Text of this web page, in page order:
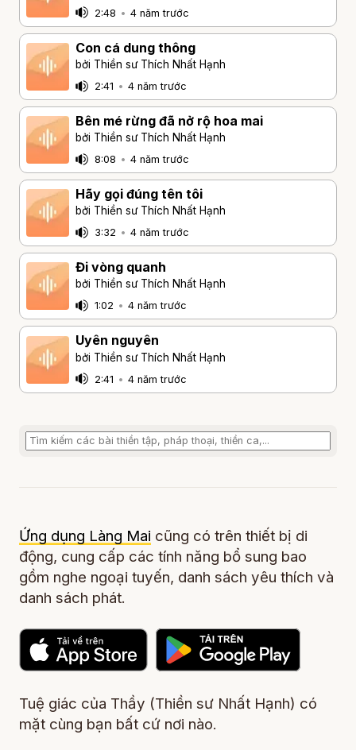
2:48 • 4 năm trước
Con cá dung thông
bởi Thiền sư Thích Nhất Hạnh
2:41 • 4 năm trước
Bên mé rừng đã nở rộ hoa mai
bởi Thiền sư Thích Nhất Hạnh
8:08 • 4 năm trước
Hãy gọi đúng tên tôi
bởi Thiền sư Thích Nhất Hạnh
3:32 • 4 năm trước
Đi vòng quanh
bởi Thiền sư Thích Nhất Hạnh
1:02 • 4 năm trước
Uyên nguyên
bởi Thiền sư Thích Nhất Hạnh
2:41 • 4 năm trước
Ứng dụng Làng Mai cũng có trên thiết bị di
động, cung cấp các tính năng bổ sung bao
gồm nghe ngoại tuyến, danh sách yêu thích và
danh sách phát.
Tuệ giác của Thầy (Thiền sư Nhất Hạnh) có
mặt cùng bạn bất cứ nơi nào.